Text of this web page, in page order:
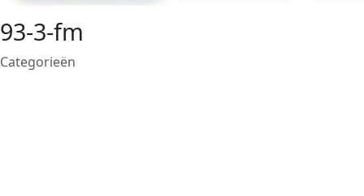
93-3-fm
Categorieën